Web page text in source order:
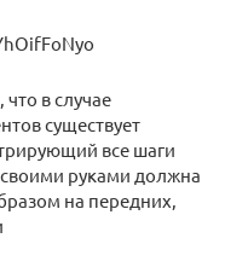
в случае
существует
все шаги
руками должна
на передних,